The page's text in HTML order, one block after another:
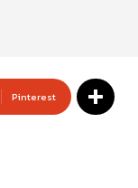
Pinterest